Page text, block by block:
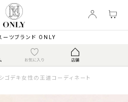
ーツブランド ONLY
シゴデキ女性の王道コーディネート